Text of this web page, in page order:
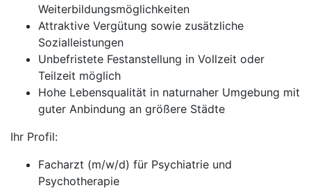
Weiterbildungsmöglichkeiten
Attraktive Vergütung sowie zusätzliche
Sozialleistungen
Unbefristete Festanstellung in Vollzeit oder
Teilzeit möglich
Hohe Lebensqualität in naturnaher Umgebung mit
guter Anbindung an größere Städte
Ihr Profil:
Facharzt (m/w/d) für Psychiatrie und
Psychotherapie